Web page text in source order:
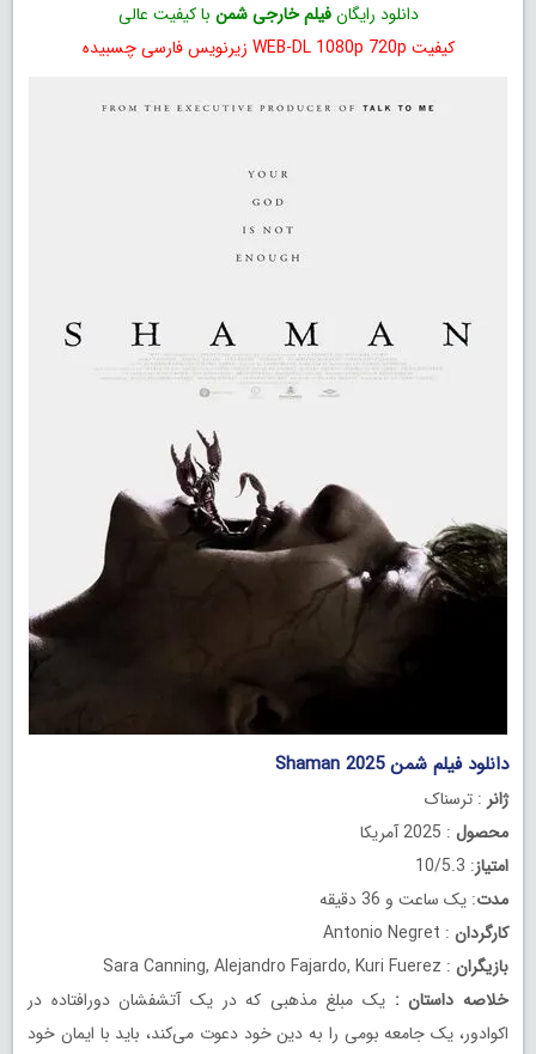
دانلود رایگانفیلم خارجی شمن با کیفیت عالی
کیفیت WEB-DL 1080p 720p زیرنویس فارسی چسبیده
دانلود فیلم شمن Shaman 2025
ژانر : ترسناک
محصول : 2025 آمریکا
امتیاز: 10/5.3
مدت: یک ساعت و 36 دقیقه
کارگردان : Antonio Negret
بازیگران : Sara Canning, Alejandro Fajardo, Kuri Fuerez
خلاصه داستان : یک مبلغ مذهبی که در یک آتشفشان دورافتاده در
اکوادور، یک جامعه بومی را به دین خود دعوت می‌کند، باید با ایمان خود